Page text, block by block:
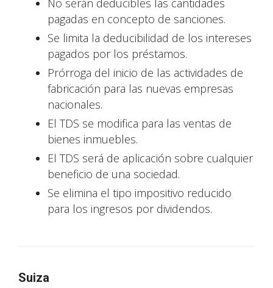
No serán deducibles las cantidades
pagadas en concepto de sanciones.
Se limita la deducibilidad de los intereses
pagados por los préstamos.
Prórroga del inicio de las actividades de
fabricación para las nuevas empresas
nacionales.
El TDS se modifica para las ventas de
bienes inmuebles.
El TDS será de aplicación sobre cualquier
beneficio de una sociedad.
Se elimina el tipo impositivo reducido
para los ingresos por dividendos.
Suiza